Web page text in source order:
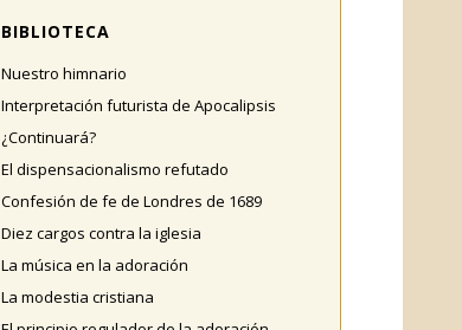
BIBLIOTECA
Nuestro himnario
Interpretación futurista de Apocalipsis
¿Continuará?
El dispensacionalismo refutado
Confesión de fe de Londres de 1689
Diez cargos contra la iglesia
La música en la adoración
La modestia cristiana